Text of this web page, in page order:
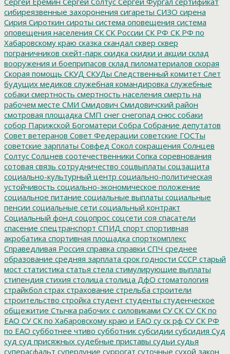
сибиреязвенные захоронения сигареты СИЗО сирена
Сирия Сироткин сироты система оповещения система
оповещения населения СК СК России СК РФ СК РФ по
Хабаровскому краю сказка скандал сквер сквер
пограничников скейт-парк скидка скидки и акции склад
вооружения и боеприпасов склад пиломатериалов скорая
Скорая помощь СКУД СКУДы Следственный комитет Слет
будущих медиков служебная командировка служебные
собаки смертность смертность населения смерть на
рабочем месте СМИ Смидович Смидовичский район
смотровая площадка СМП снег снегопад снюс собаки
собор Парижской Богоматери Собра Собрание депутатов
Совет ветеранов Совет Федерации советские ГОСТы
советские зарплаты Совфед Сокол сокращения Солнцев
Солтус Солцнев соотечественники Сопка соревнования
сотовая связь сотрудничество соцвыплаты соцзащита
социально-культурный центр социально-политическая
устойчивость социально-экономическое положение
социальное питание социальные выплаты социальные
пенсии социальные сети социальный контракт
Социальный фонд соцопрос соцсети соя спасатели
спасение спецтранспорт СПИД спорт спортивная
акробатика спортивная площадка спорткомплекс
Справедливая Россия справка справки СПЧ среднее
образование средняя зарплата срок годности СССР старый
мост статистика статья стела стимулирующие выплаты
стипендия стихия столица столица ДфО стоматология
страйкбол страх страхование стрельба строители
строительство стройка студент студенты студенческое
общежитие Стычка рабочих с силовиками СУ СК СУ СК по
ЕАО СУ СК по Хабаровскому краю и ЕАО су ск рф СУ СК РФ
по ЕАО субботнее чтиво субботник субсидии субсидия Суд
суд суд присяжных судебные приставы судьи судья
суперасфальт суперлуние суррогат суточные сухой закон